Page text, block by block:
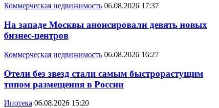
Коммерческая недвижимость 06.08.2026 17:37
На западе Москвы анонсировали девять новых
бизнес-центров
Коммерческая недвижимость 06.08.2026 16:27
Отели без звезд стали самым быстрорастущим
типом размещения в России
Ипотека 06.08.2026 15:20